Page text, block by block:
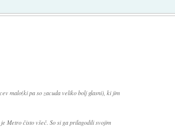
malo(ki pa so zacuda veliko bolj glasni), ki jim
Metro čisto všeč. So si ga prilagodili svojim